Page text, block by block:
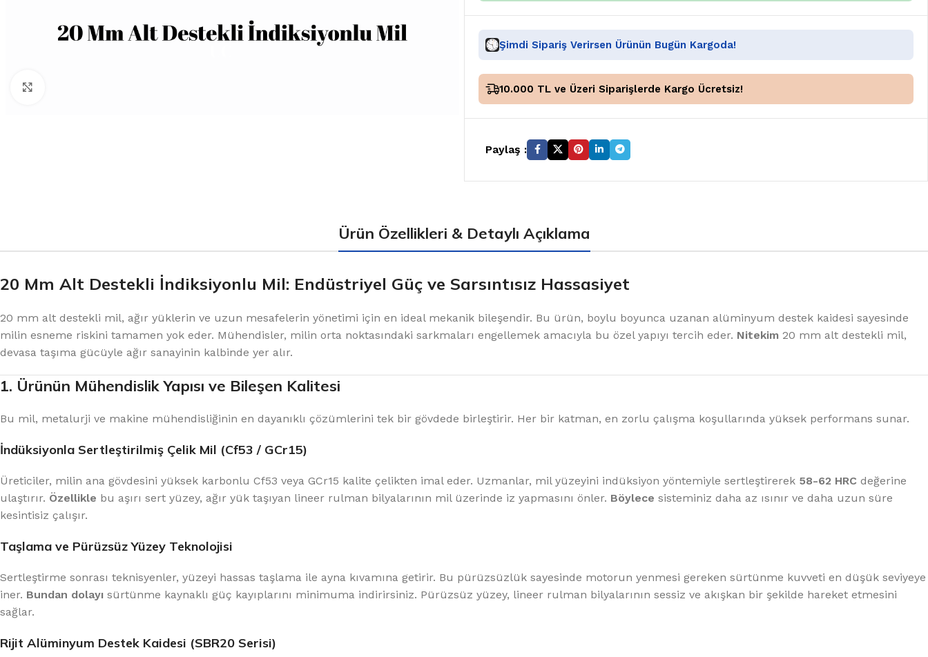
Şimdi Sipariş Verirsen Ürünün Bugün Kargoda!
10.000 TL ve Üzeri Siparişlerde Kargo Ücretsiz!
Paylaş :
Ürün Özellikleri & Detaylı Açıklama
20 Mm Alt Destekli İndiksiyonlu Mil: Endüstriyel Güç ve Sarsıntısız Hassasiyet
20 mm alt destekli mil, ağır yüklerin ve uzun mesafelerin yönetimi için en ideal mekanik bileşendir. Bu ürün, boylu boyunca uzanan alüminyum destek kaidesi sayesinde
milin esneme riskini tamamen yok eder. Mühendisler, milin orta noktasındaki sarkmaları engellemek amacıyla bu özel yapıyı tercih eder. Nitekim 20 mm alt destekli mil,
devasa taşıma gücüyle ağır sanayinin kalbinde yer alır.
1. Ürünün Mühendislik Yapısı ve Bileşen Kalitesi
Bu mil, metalurji ve makine mühendisliğinin en dayanıklı çözümlerini tek bir gövdede birleştirir. Her bir katman, en zorlu çalışma koşullarında yüksek performans sunar.
İndüksiyonla Sertleştirilmiş Çelik Mil (Cf53 / GCr15)
Üreticiler, milin ana gövdesini yüksek karbonlu Cf53 veya GCr15 kalite çelikten imal eder. Uzmanlar, mil yüzeyini indüksiyon yöntemiyle sertleştirerek 58-62 HRC değerine
ulaştırır. Özellikle bu aşırı sert yüzey, ağır yük taşıyan lineer rulman bilyalarının mil üzerinde iz yapmasını önler. Böylece sisteminiz daha az ısınır ve daha uzun süre
kesintisiz çalışır.
Taşlama ve Pürüzsüz Yüzey Teknolojisi
Sertleştirme sonrası teknisyenler, yüzeyi hassas taşlama ile ayna kıvamına getirir. Bu pürüzsüzlük sayesinde motorun yenmesi gereken sürtünme kuvveti en düşük seviyeye
iner. Bundan dolayı sürtünme kaynaklı güç kayıplarını minimuma indirirsiniz. Pürüzsüz yüzey, lineer rulman bilyalarının sessiz ve akışkan bir şekilde hareket etmesini
sağlar.
Rijit Alüminyum Destek Kaidesi (SBR20 Serisi)